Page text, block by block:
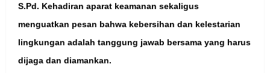
S.Pd. Kehadiran aparat keamanan sekaligus
menguatkan pesan bahwa kebersihan dan kelestarian
lingkungan adalah tanggung jawab bersama yang harus
dijaga dan diamankan.